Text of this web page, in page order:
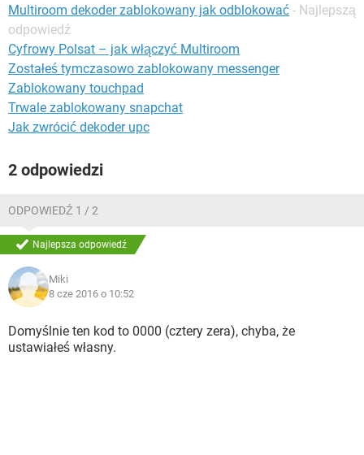
Multiroom dekoder zablokowany jak odblokować - Najlepszą
odpowiedź
Cyfrowy Polsat – jak włączyć Multiroom
Zostałeś tymczasowo zablokowany messenger
Zablokowany touchpad
Trwale zablokowany snapchat
Jak zwrócić dekoder upc
2 odpowiedzi
ODPOWIEDŹ 1 / 2
Najlepsza odpowiedź
Miki
8 cze 2016 o 10:52
Domyślnie ten kod to 0000 (cztery zera), chyba, że
ustawiałeś własny.